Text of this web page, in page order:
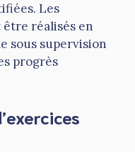
Les
réalisés en
sous supervision
progrès